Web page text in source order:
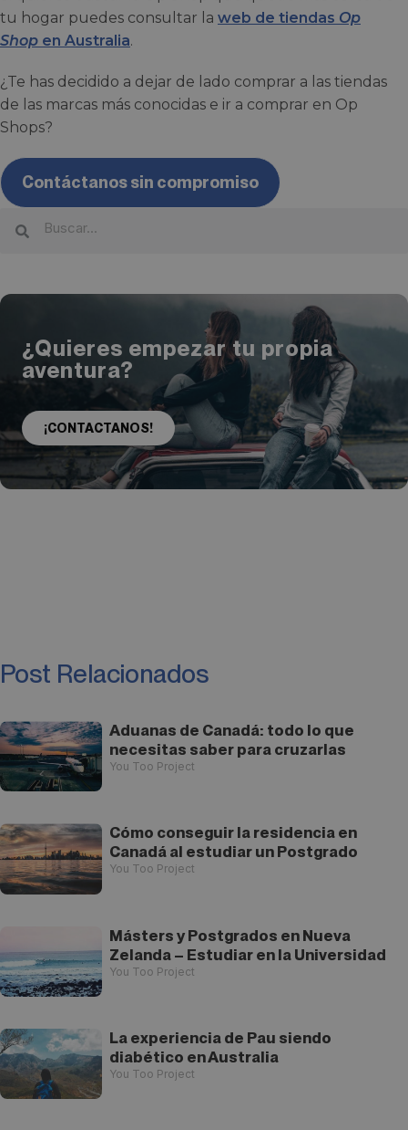
tu hogar puedes consultar la web de tiendas Op
Shop en Australia.
¿Te has decidido a dejar de lado comprar a las tiendas
de las marcas más conocidas e ir a comprar en Op
Shops?
Contáctanos sin compromiso
¿Quieres empezar tu propia
aventura?
¡CONTACTANOS!
Post Relacionados
Aduanas de Canadá: todo lo que
necesitas saber para cruzarlas
You Too Project
Cómo conseguir la residencia en
Canadá al estudiar un Postgrado
You Too Project
Másters y Postgrados en Nueva
Zelanda – Estudiar en la Universidad
You Too Project
La experiencia de Pau siendo
diabético en Australia
You Too Project